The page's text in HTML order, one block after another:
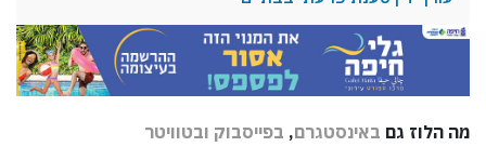
מה הלוז גם באינסטגרם, בפייסבוק ובטוויטר